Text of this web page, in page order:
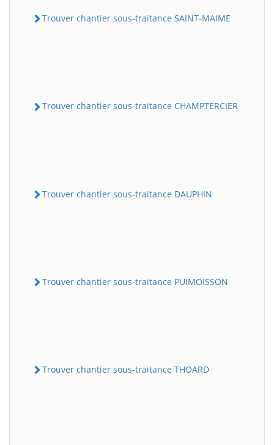
Trouver chantier sous-traitance SAINT-MAIME
Trouver chantier sous-traitance CHAMPTERCIER
Trouver chantier sous-traitance DAUPHIN
Trouver chantier sous-traitance PUIMOISSON
Trouver chantier sous-traitance THOARD